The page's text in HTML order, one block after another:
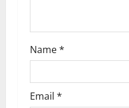
Name*
Email *